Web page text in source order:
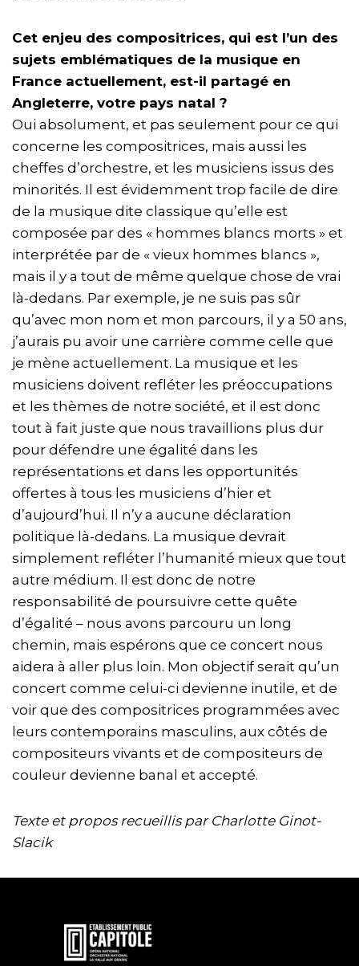
Cet enjeu des compositrices, qui est l’un des
sujets emblématiques de la musique en
France actuellement, est-il partagé en
Angleterre, votre pays natal ?
Oui absolument, et pas seulement pour ce qui
concerne les compositrices, mais aussi les
cheffes d’orchestre, et les musiciens issus des
minorités. Il est évidemment trop facile de dire
de la musique dite classique qu’elle est
composée par des « hommes blancs morts » et
interprétée par de « vieux hommes blancs »,
mais il y a tout de même quelque chose de vrai
là-dedans. Par exemple, je ne suis pas sûr
qu’avec mon nom et mon parcours, il y a 50 ans,
j’aurais pu avoir une carrière comme celle que
je mène actuellement. La musique et les
musiciens doivent refléter les préoccupations
et les thèmes de notre société, et il est donc
tout à fait juste que nous travaillions plus dur
pour défendre une égalité dans les
représentations et dans les opportunités
offertes à tous les musiciens d’hier et
d’aujourd’hui. Il n’y a aucune déclaration
politique là-dedans. La musique devrait
simplement refléter l’humanité mieux que tout
autre médium. Il est donc de notre
responsabilité de poursuivre cette quête
d’égalité – nous avons parcouru un long
chemin, mais espérons que ce concert nous
aidera à aller plus loin. Mon objectif serait qu’un
concert comme celui-ci devienne inutile, et de
voir que des compositrices programmées avec
leurs contemporains masculins, aux côtés de
compositeurs vivants et de compositeurs de
couleur devienne banal et accepté.
Texte et propos recueillis par Charlotte Ginot-
Slacik
En
savoir